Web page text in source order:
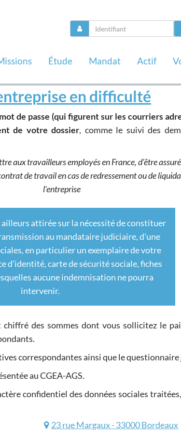
Étude Mandat Actif
en difficulté
de passe (qui figurent sur les courriers
de votre dossier, comme le suivi des
aux travailleurs employés en France, d'être
de travail en cas de redressement ou de
l'entreprise
attirée sur la nécessité de constituer
au mandataire judiciaire, d'une
en particulier un exemplaire de votre
d'identité, carte de sécurité sociale, fiches
aucune indemnisation ne pourra
intervenir.
des sommes dont vous sollicitez le
correspondantes ainsi que le
au CGEA-AGS.
confidentiel des données sociales
23 rue Margaux - 33000 Bordeaux